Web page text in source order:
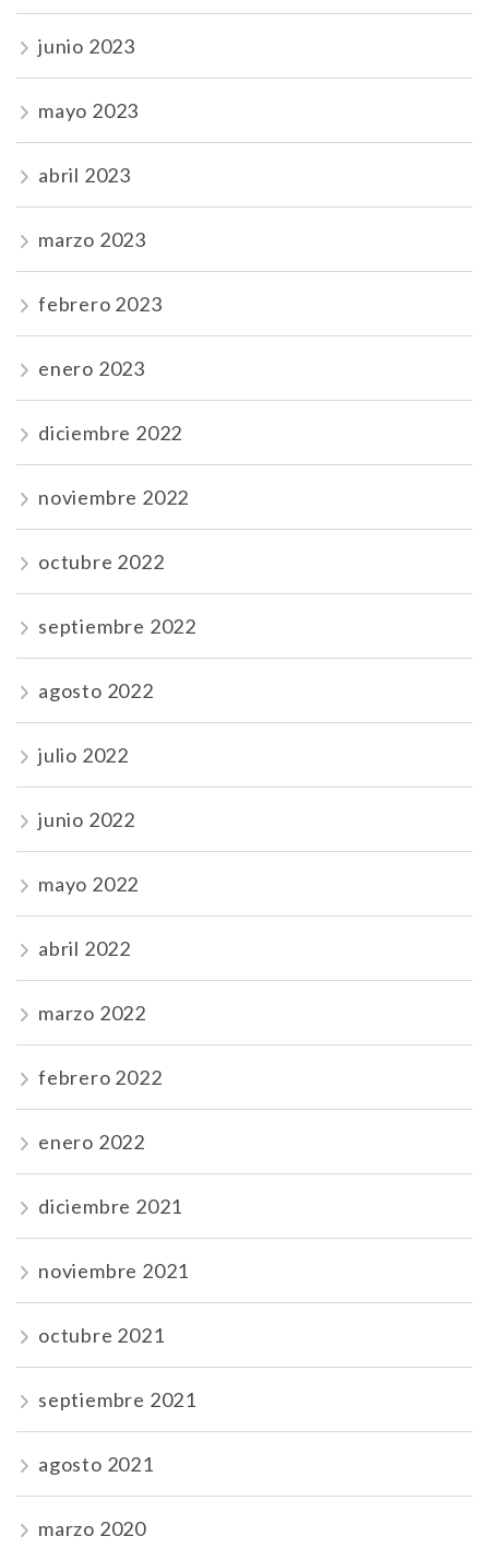
junio 2023
mayo 2023
abril 2023
marzo 2023
febrero 2023
enero 2023
diciembre 2022
noviembre 2022
octubre 2022
septiembre 2022
agosto 2022
julio 2022
junio 2022
mayo 2022
abril 2022
marzo 2022
febrero 2022
enero 2022
diciembre 2021
noviembre 2021
octubre 2021
septiembre 2021
agosto 2021
marzo 2020